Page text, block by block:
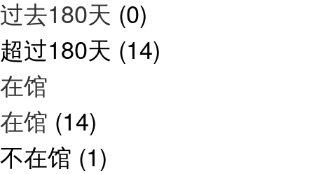
过去180天 (0)
超过180天 (14)
在馆
在馆 (14)
不在馆 (1)